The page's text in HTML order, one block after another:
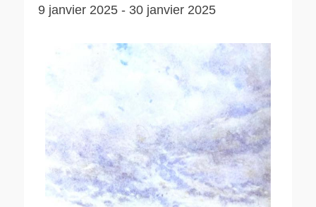
9 janvier 2025 - 30 janvier 2025